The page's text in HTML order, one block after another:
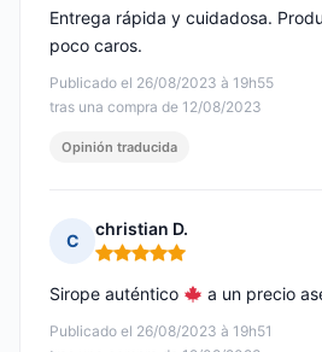
Publicado el 26/08/2023 à 19h55
tras una compra de 12/08/2023
Entrega rápida y cuidadosa.
poco caros.
Opinión traducida
C
christian D.
Nota: 5 de 5
Publicado el 26/08/2023 à 19h51
Sirope auténtico a un precio